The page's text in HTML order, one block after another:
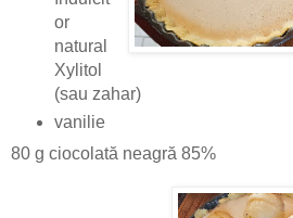
or
natural
Xylitol
(sau zahar)
vanilie
80 g ciocolată neagră 85%